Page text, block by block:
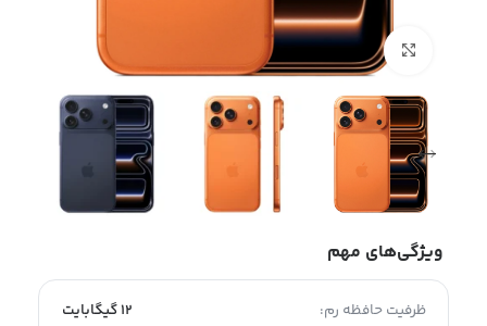
بزرگنمایی تصویر
ویژگی‌های مهم
ظرفیت حافظه رم: 12 گیگابایت